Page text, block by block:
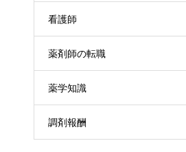
看護師
薬剤師の転職
薬学知識
調剤報酬